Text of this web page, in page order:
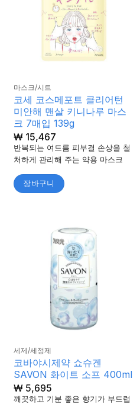
마스크/시트
코세 코스메포트 클리어턴
미안해 맨살 키니나루 마스
크 7매입 139g
₩15,467
반복되는 여드름 피부결 손상을 철
처하게 관리해 주는 약용 마스크
장바구니
세제/세정제
코바야시제약 쇼슈겐
SAVON 화이트 소프 400ml
₩5,695
깨끗하고 기분 좋은 향기가 부드럽